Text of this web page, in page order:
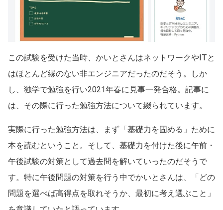
この試験を受けた当時、かいとさんはネットワークやITと
はほとんど縁のない非エンジニアだったのだそう。しか
し、独学で勉強を行い2021年春に見事一発合格。記事に
は、その際に行った勉強方法について綴られています。
実際に行った勉強方法は、まず「基礎力を固める」ために
本を読むということ。そして、基礎力を付けた後に午前・
午後試験の対策として過去問を解いていったのだそうで
す。特に午後問題の対策を行う中でかいとさんは、「どの
問題を選べば高得点を取れそうか、最初に考え選ぶこと」